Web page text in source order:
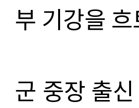
부 기강을
군 중장 출